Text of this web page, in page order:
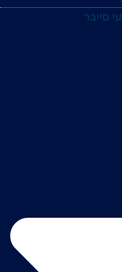
סייבר